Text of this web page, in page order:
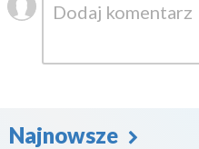
Najnowsze